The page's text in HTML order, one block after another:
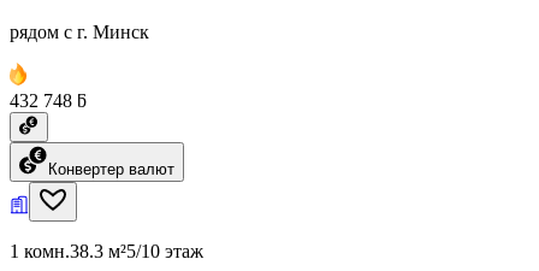
рядом с г. Минск
432 748 ƃ
Конвертер валют
1 комн.38.3 м²5/10 этаж